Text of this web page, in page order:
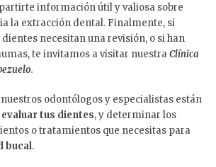
información útil y valiosa sobre
la extracción dental. Finalmente, si
necesitan una revisión, o si han
te invitamos a visitar nuestraClínica
.
odontólogos y especialistas están
tus dientes, y determinar los
o tratamientos que necesitas para
bucal.